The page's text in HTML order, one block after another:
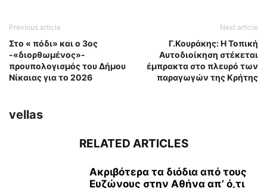
Previous article
Στο « πόδι» και ο 3ος
-«διορθωμένος»-
προυπολογισμός του Δήμου
Νίκαιας για το 2026
Next article
Γ.Κουράκης: Η Τοπική
Αυτοδιοίκηση στέκεται
έμπρακτα στο πλευρό των
παραγωγών της Κρήτης
vellas
RELATED ARTICLES
Ακριβότερα τα διόδια από τους
Ευζώνους στην Αθήνα απ’ ό,τι